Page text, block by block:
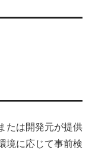
たは開発元が提供
境に応じて事前検